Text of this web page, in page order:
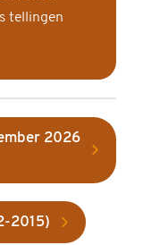
tellingen
2026
2015)